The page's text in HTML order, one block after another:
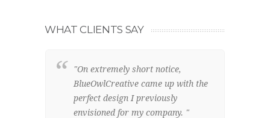
WHAT CLIENTS SAY
"On extremely short notice,
BlueOwlCreative came up with the
perfect design I previously
envisioned for my company. "